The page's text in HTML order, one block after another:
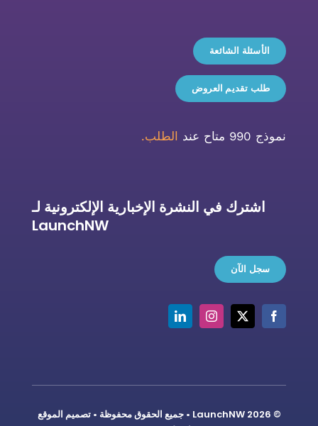
الأسئلة الشائعة
طلب تقديم العروض
نموذج 990 متاح عند الطلب.
اشترك في النشرة الإخبارية الإلكترونية لـ
LaunchNW
سجل الآن
© LaunchNW 2026 • جميع الحقوق محفوظة • تصميم الموقع